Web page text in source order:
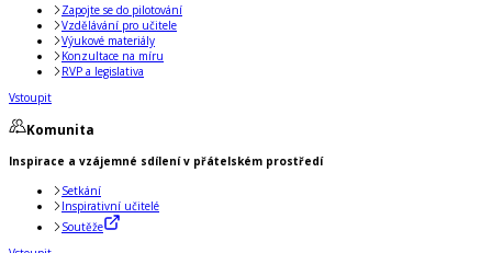
Zapojte se do pilotování
Vzdělávání pro učitele
Výukové materiály
Konzultace na míru
RVP a legislativa
Vstoupit
Komunita
Inspirace a vzájemné sdílení v přátelském prostředí
Setkání
Inspirativní učitelé
Soutěže